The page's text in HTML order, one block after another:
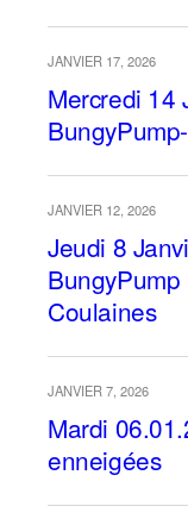
JANVIER 17, 2026
Mercredi 14
JANVIER 12, 2026
Jeudi 8
Coulaines
JANVIER 7, 2026
Mardi
enneigées